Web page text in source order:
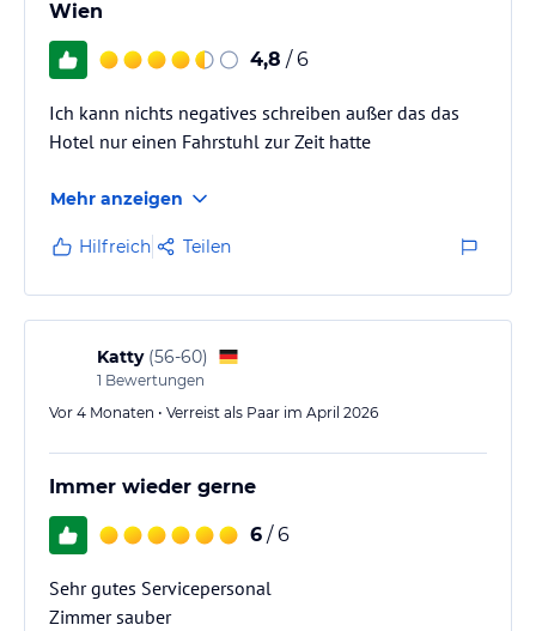
Wien
4,8 / 6
Ich kann nichts negatives schreiben außer das das
Hotel nur einen Fahrstuhl zur Zeit hatte
Mehr anzeigen
Hilfreich Teilen
Katty (56-60)
1 Bewertungen
Vor 4 Monaten • Verreist als Paar im April 2026
Immer wieder gerne
6 / 6
Sehr gutes Servicepersonal
Zimmer sauber